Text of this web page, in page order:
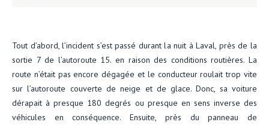
Tout d’abord, l’incident s’est passé durant la nuit à Laval, près de la
sortie 7 de l’autoroute 15. en raison des conditions routières. La
route n’était pas encore dégagée et le conducteur roulait trop vite
sur l’autoroute couverte de neige et de glace. Donc, sa voiture
dérapait à presque 180 degrés ou presque en sens inverse des
véhicules en conséquence. Ensuite, près du panneau de